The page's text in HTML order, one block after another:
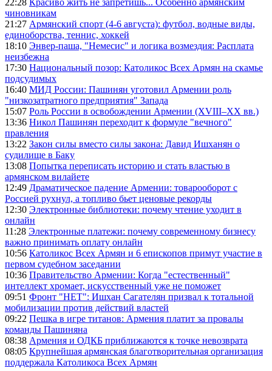
22:28 Красиво жить не запретишь... Особенно армянским
чиновникам
21:27 Армянский спорт (4-6 августа): футбол, водные виды,
единоборства, теннис, хоккей
18:10 Энвер-паша, "Немесис" и логика возмездия: Расплата
неизбежна
17:30 Национальный позор: Католикос Всех Армян на скамье
подсудимых
16:40 МИД России: Пашинян уготовил Армении роль
"низкозатратного предприятия" Запада
15:07 Роль России в освобождении Армении (XVIII–XX вв.)
13:36 Никол Пашинян переходит к формуле "вечного"
правления
13:22 Закон силы вместо силы закона: Давид Ишханян о
судилище в Баку
13:08 Попытка переписать историю и стать властью в
армянском вилайете
12:49 Драматическое падение Армении: товарооборот с
Россией рухнул, а топливо бьет ценовые рекорды
12:30 Электронные библиотеки: почему чтение уходит в
онлайн
11:28 Электронные платежи: почему современному бизнесу
важно принимать оплату онлайн
10:56 Католикос Всех Армян и 6 епископов примут участие в
первом судебном заседании
10:36 Правительство Армении: Когда "естественный"
интеллект хромает, искусственный уже не поможет
09:51 Фронт "НЕТ": Ишхан Сагателян призвал к тотальной
мобилизации против действий властей
09:22 Пешка в игре титанов: Армения платит за провалы
команды Пашиняна
08:38 Армения и ОДКБ приближаются к точке невозврата
08:05 Крупнейшая армянская благотворительная организация
поддержала Католикоса Всех Армян